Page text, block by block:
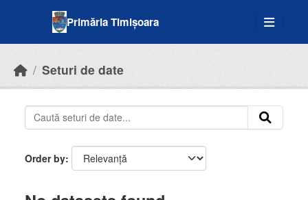
Primăria Timișoara
Seturi de date
Order by